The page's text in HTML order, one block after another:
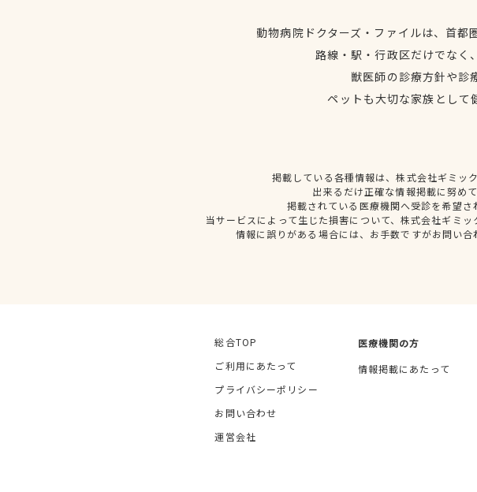
動物病院ドクターズ・ファイルは、首
路線・駅・行政区だけでなく
獣医師の診療方針や診
ペットも大切な家族として
掲載している各種情報は、株式会社ギミッ
出来るだけ正確な情報掲載に努め
掲載されている医療機関へ受診を希望
当サービスによって生じた損害について、株式会社ギミ
情報に誤りがある場合には、お手数ですがお問い
総合TOP
ご利用にあたって
プライバシーポリシー
お問い合わせ
運営会社
医療機関の方
情報掲載にあたって